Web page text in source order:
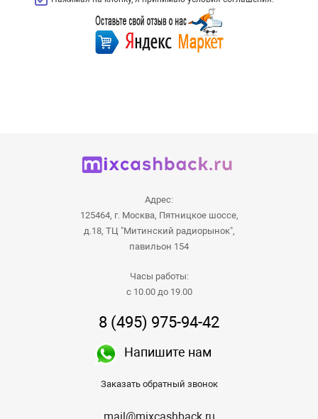
Адрес:
125464, г. Москва, Пятницкое шоссе,
д.18, ТЦ "Митинский радиорынок",
павильон 154
Часы работы:
с 10.00 до 19.00
8 (495) 975-94-42
Напишите нам
Заказать обратный звонок